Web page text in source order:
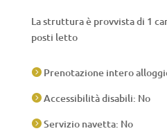
La struttura è provvista di 1
posti letto
Prenotazione intero
Accessibilità disabili: No
Servizio navetta: No